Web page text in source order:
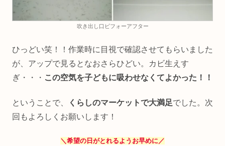
吹き出し口ビフォーアフター
ひっどい笑！！作業時に目視で確認させてもらいました
が、アップで見るとなおさらひどい。カビ生えす
ぎ・・・ この空気を子どもに吸わせなくてよかった！！
ということで、 くらしのマーケットで大満足でした。次
回もよろしくお願いします！
＼希望の日がとれるようお早めに／